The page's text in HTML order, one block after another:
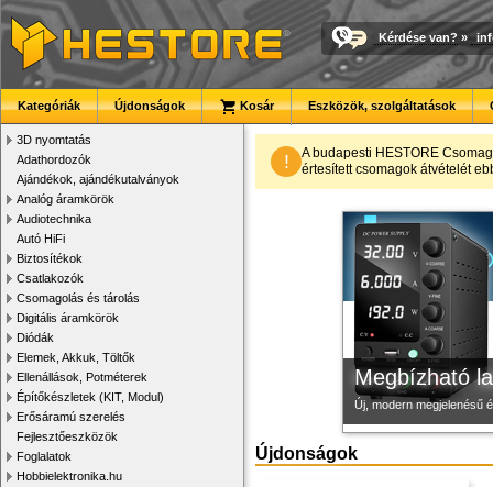
Kérdése van? »
Kategóriák Újdonságok Kosár Eszközök, szolgáltatások
3D nyomtatás
Adathordozók
Ajándékok, ajándékutalványok
Analóg áramkörök
Audiotechnika
Autó HiFi
Biztosítékok
Csatlakozók
Csomagolás és tárolás
Digitális áramkörök
Diódák
Elemek, Akkuk, Töltők
Ellenállások, Potméterek
Építőkészletek (KIT, Modul)
Erősáramú szerelés
Fejlesztőeszközök
Foglalatok
Hobbielektronika.hu
!
A budapesti HESTORE
értesített csomagok átvételét
Megbízható
Új, modern megjelenésű
Modulvilág
Fejlesztés, szórakozás
3D nyomtató
Kiváló minőségű,
Új PLA
Kiváló árfekvésű, sok
Újdonságok